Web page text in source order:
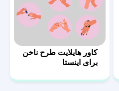
کاور هایلایت طرح ناخن
برای اینستا